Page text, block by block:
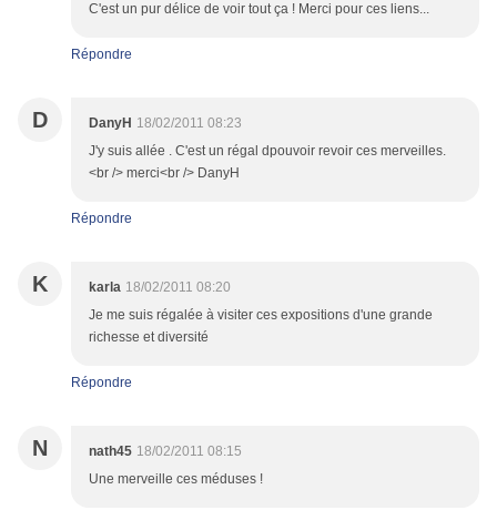
C'est un pur délice de voir tout ça ! Merci pour ces liens...
Répondre
D DanyH 18/02/2011 08:23
J'y suis allée . C'est un régal dpouvoir revoir ces merveilles.
<br /> merci<br /> DanyH
Répondre
K karla 18/02/2011 08:20
Je me suis régalée à visiter ces expositions d'une grande
richesse et diversité
Répondre
N nath45 18/02/2011 08:15
Une merveille ces méduses !